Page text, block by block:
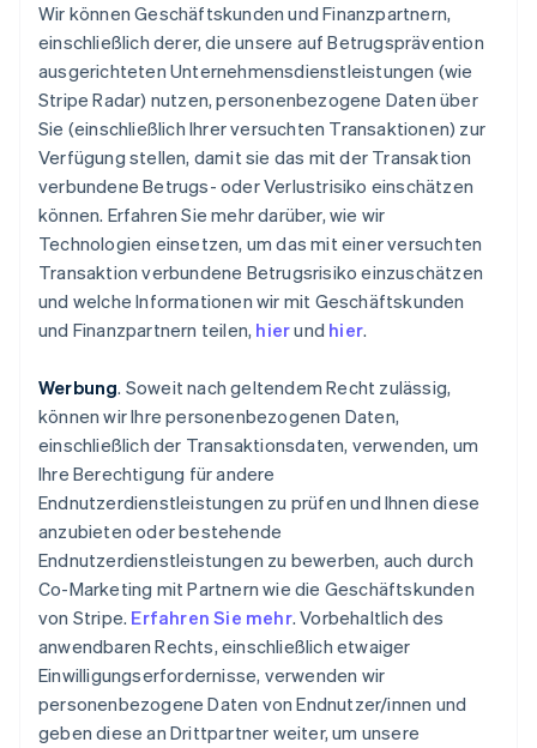
Wir können Geschäftskunden und Finanzpartnern,
einschließlich derer, die unsere auf Betrugsprävention
ausgerichteten Unternehmensdienstleistungen (wie
Stripe Radar) nutzen, personenbezogene Daten über
Sie (einschließlich Ihrer versuchten Transaktionen) zur
Verfügung stellen, damit sie das mit der Transaktion
verbundene Betrugs- oder Verlustrisiko einschätzen
können. Erfahren Sie mehr darüber, wie wir
Technologien einsetzen, um das mit einer versuchten
Transaktion verbundene Betrugsrisiko einzuschätzen
und welche Informationen wir mit Geschäftskunden
und Finanzpartnern teilen, hierund hier.
Werbung. Soweit nach geltendem Recht zulässig,
können wir Ihre personenbezogenen Daten,
einschließlich der Transaktionsdaten, verwenden, um
Ihre Berechtigung für andere
Endnutzerdienstleistungen zu prüfen und Ihnen diese
anzubieten oder bestehende
Endnutzerdienstleistungen zu bewerben, auch durch
Co-Marketing mit Partnern wie die Geschäftskunden
von Stripe. Erfahren Sie mehr. Vorbehaltlich des
anwendbaren Rechts, einschließlich etwaiger
Einwilligungserfordernisse, verwenden wir
personenbezogene Daten von Endnutzer/innen und
geben diese an Drittpartner weiter, um unsere